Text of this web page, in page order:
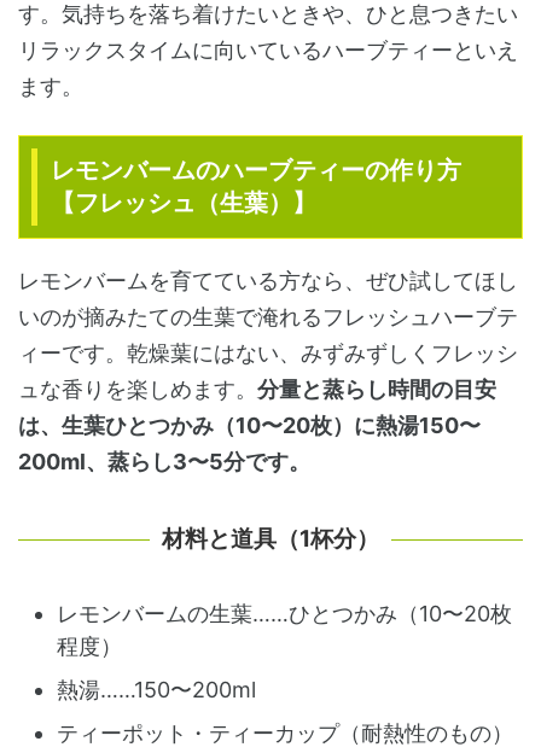
す。気持ちを落ち着けたいときや、ひと息つきたい
リラックスタイムに向いているハーブティーといえ
ます。
レモンバームのハーブティーの作り方
【フレッシュ（生葉）】
レモンバームを育てている方なら、ぜひ試してほし
いのが摘みたての生葉で淹れるフレッシュハーブテ
ィーです。乾燥葉にはない、みずみずしくフレッシ
ュな香りを楽しめます。 分量と蒸らし時間の目安
は、生葉ひとつかみ（10〜20枚）に熱湯150〜
200ml、蒸らし3〜5分です。
材料と道具（1杯分）
レモンバームの生葉……ひとつかみ（10〜20枚
程度）
熱湯……150〜200ml
ティーポット・ティーカップ（耐熱性のもの）